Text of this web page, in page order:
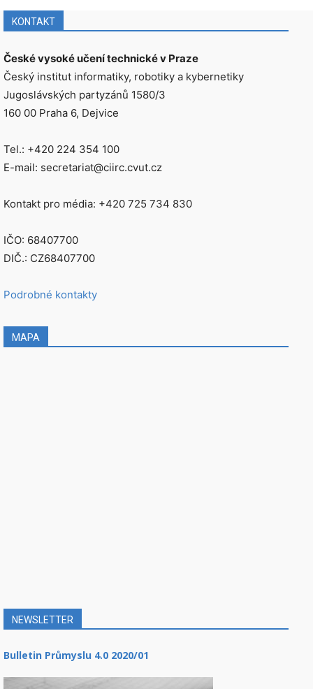
KONTAKT
České vysoké učení technické v Praze
Český institut informatiky, robotiky a kybernetiky
Jugoslávských partyzánů 1580/3
160 00 Praha 6, Dejvice
Tel.: +420 224 354 100
E-mail: secretariat@ciirc.cvut.cz
Kontakt pro média: +420 725 734 830
IČO: 68407700
DIČ.: CZ68407700
Podrobné kontakty
MAPA
NEWSLETTER
Bulletin Průmyslu 4.0 2020/01